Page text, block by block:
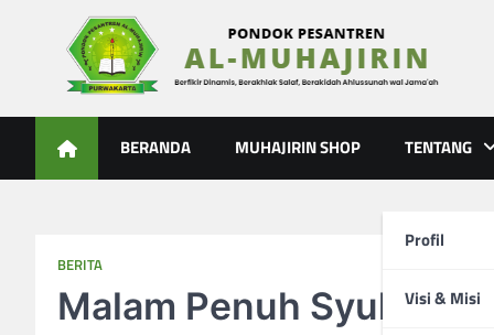
Al-Muhajirin
BERANDA MUHAJIRIN SHOP TENTANG
Profil
Visi & Misi
BERITA
Malam Penuh Syukur: